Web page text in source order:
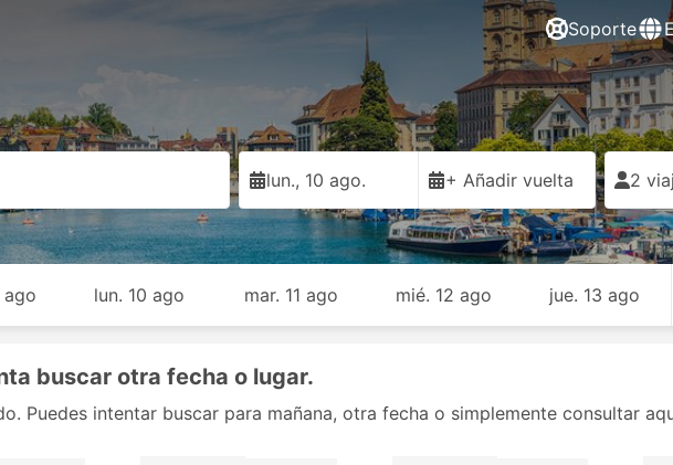
Soporte
lun., 10 ago. + Añadir vuelta 2
lun. 10 ago mar. 11 ago mié. 12 ago jue. 13 ago
buscar otra fecha o lugar.
Puedes intentar buscar para mañana, otra fecha o simplemente consultar